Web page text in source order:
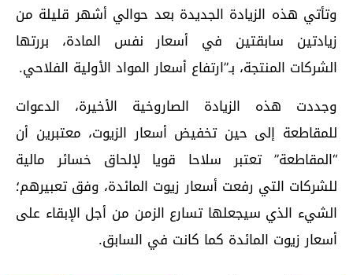
وتأتي هذه الزيادة الجديدة بعد حوالي أشهر قليلة من
زيادتين سابقتين في أسعار نفس المادة، بررتها
الشركات المنتجة، بـ”ارتفاع أسعار المواد الأولية الفلاحي.
وجددت هذه الزيادة الصاروخية الأخيرة، الدعوات
للمقاطعة إلى حين تخفيض أسعار الزيوت، معتبرين أن
“المقاطعة” تعتبر سلاحا قويا لإلحاق خسائر مالية
للشركات التي رفعت أسعار زيوت المائدة، وفق تعبيرهم؛
الشيء الذي سيجعلها تسارع الزمن من أجل الإبقاء على
أسعار زيوت المائدة كما كانت في السابق.